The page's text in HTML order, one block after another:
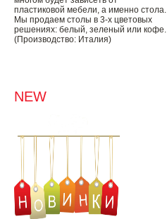
пластиковой мебели, а именно стола.
Мы продаем столы в 3-х цветовых
решениях: белый, зеленый или кофе.
(Производство: Италия)
NEW